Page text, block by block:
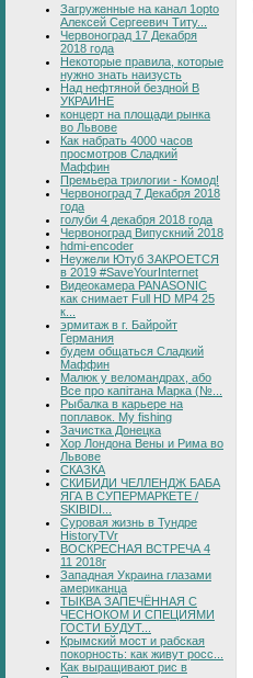
Загруженные на канал 1opto
Алексей Сергеевич Титу...
Червоноград 17 Декабря
2018 года
Некоторые правила, которые
нужно знать наизусть
Над нефтяной бездной В
УКРАИНЕ
концерт на площади рынка
во Львове
Как набрать 4000 часов
просмотров Сладкий
Маффин
Премьера трилогии - Комод!
Червоноград 7 Декабря 2018
года
голуби 4 декабря 2018 года
Червоноград Випускний 2018
hdmi-encoder
Неужели Ютуб ЗАКРОЕТСЯ
в 2019 #SaveYourInternet
Видеокамера PANASONIC
как снимает Full HD MP4 25
к...
эрмитаж в г. Байройт
Германия
будем общаться Сладкий
Маффин
Малюк у веломандрах, або
Все про капітана Марка (№...
Рыбалка в карьере на
поплавок. My fishing
Зачистка Донецка
Хор Лондона Вены и Рима во
Львове
СКАЗКА
СКИБИДИ ЧЕЛЛЕНДЖ БАБА
ЯГА В СУПЕРМАРКЕТЕ /
SKIBIDI...
Суровая жизнь в Тундре
HistoryTVr
ВОСКРЕСНАЯ ВСТРЕЧА 4
11 2018г
Западная Украина глазами
американца
ТЫКВА ЗАПЕЧЁННАЯ С
ЧЕСНОКОМ И СПЕЦИЯМИ
ГОСТИ БУДУТ...
Крымский мост и рабская
покорность: как живут росс...
Как выращивают рис в